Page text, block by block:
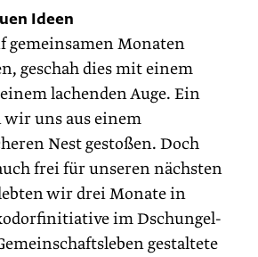
Ideen
gemeinsamen Monaten
geschah dies mit einem
lachenden Auge. Ein
uns aus einem
Nest gestoßen. Doch
frei für unseren nächsten
wir drei Monate in
im Dschungel-
gestaltete